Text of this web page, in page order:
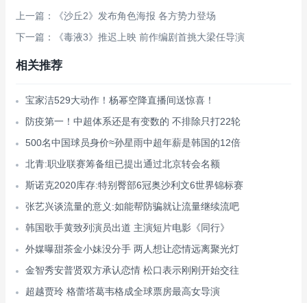
上一篇：《沙丘2》发布角色海报 各方势力登场
下一篇：《毒液3》推迟上映 前作编剧首挑大梁任导演
相关推荐
宝家洁529大动作！杨幂空降直播间送惊喜！
防疫第一！中超体系还是有变数的 不排除只打22轮
500名中国球员身价≈孙星雨中超年薪是韩国的12倍
北青:职业联赛筹备组已提出通过北京转会名额
斯诺克2020库存:特别臀部6冠奥沙利文6世界锦标赛
张艺兴谈流量的意义:如能帮防骗就让流量继续流吧
韩国歌手黄致列演员出道 主演短片电影《同行》
外媒曝甜茶金小妹没分手 两人想让恋情远离聚光灯
金智秀安普贤双方承认恋情 松口表示刚刚开始交往
超越贾玲 格蕾塔葛韦格成全球票房最高女导演